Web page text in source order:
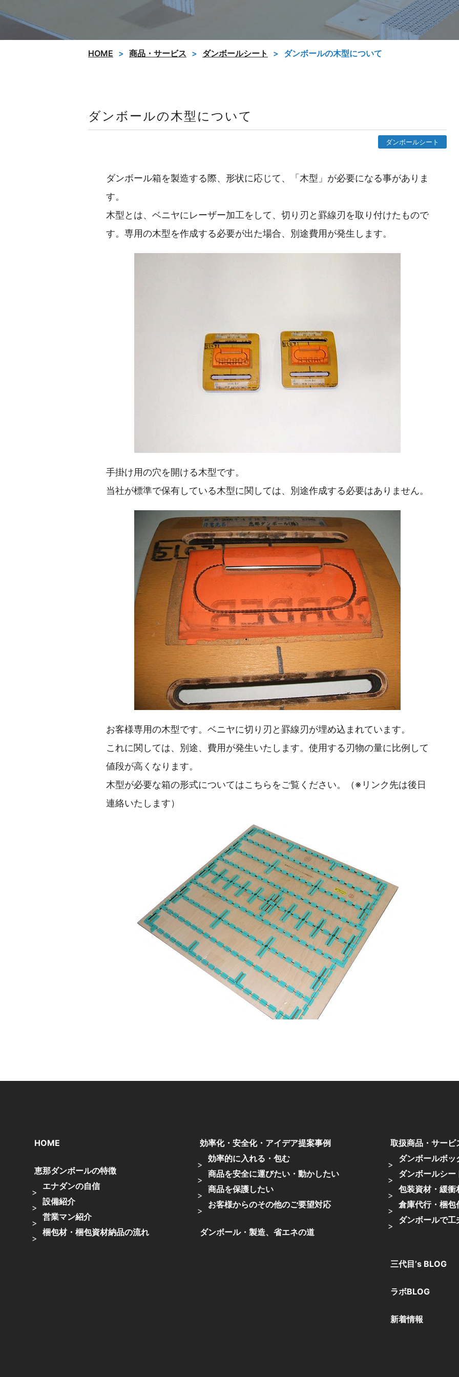
HOME 商品・サービス ダンボールシート ダンボールの木型について
ダンボールの木型について
ダンボールシート
ダンボール箱を製造する際、形状に応じて、「木型」が必要になる事がありま
す。
木型とは、ベニヤにレーザー加工をして、切り刃と罫線刃を取り付けたもので
す。専用の木型を作成する必要が出た場合、別途費用が発生します。
手掛け用の穴を開ける木型です。
当社が標準で保有している木型に関しては、別途作成する必要はありません。
お客様専用の木型です。ベニヤに切り刃と罫線刃が埋め込まれています。
これに関しては、別途、費用が発生いたします。使用する刃物の量に比例して
値段が高くなります。
木型が必要な箱の形式についてはこちらをご覧ください。（※リンク先は後日
連絡いたします）
HOME
恵那ダンボールの特徴
エナダンの自信
設備紹介
営業マン紹介
梱包材・梱包資材納品の流れ
効率化・安全化・アイデア提案事例
効率的に入れる・包む
商品を安全に運びたい・動かしたい
商品を保護したい
お客様からのその他のご要望対応
ダンボール・製造、省エネの道
取扱商品・サービ
ダンボールボッ
ダンボールシー
包装資材・緩衝
倉庫代行・梱包
ダンボールで
三代目’s BLOG
ラボBLOG
新着情報